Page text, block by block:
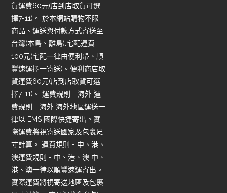
貨運費60元(店到店取貨可選
擇7-11)。 於本網站購物不限
商品、運送與付款方式寄送至
台灣(本島、離島):宅配運費
100元(宅配一律由便利帶、順
豐速運擇一寄送)。便利商店取
貨運費60元(店到店取貨可選
擇7-11)。 運費規則 - 海外 運
費規則 - 海外 海外地區運送一
律以 EMS 國際快捷寄出。實
際運費將視寄送國家及包裹尺
寸計算。 運費規則 - 中、港、
澳運費規則 - 中、港、澳 中、
港、澳一律以順豐速運寄出。
實際運費將視寄送地區及包裹